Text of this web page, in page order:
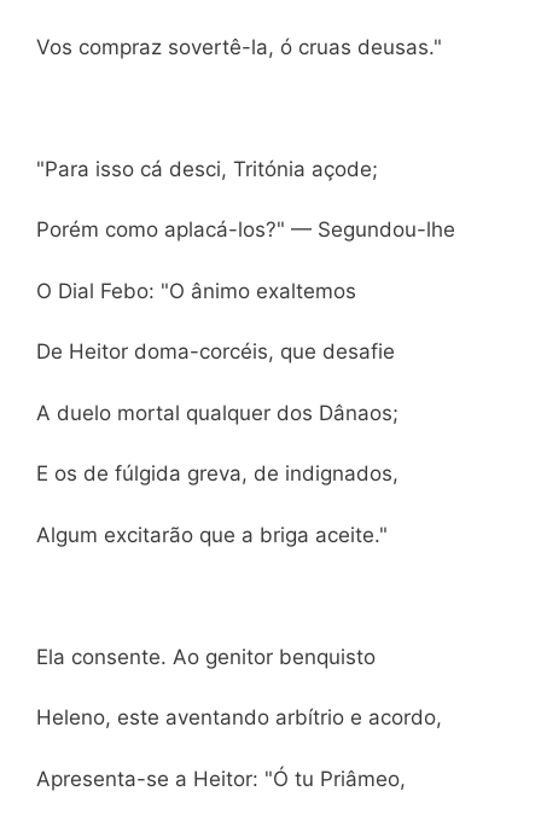
Vos compraz sovertê-la, ó cruas deusas."
"Para isso cá desci, Tritónia açode;
Porém como aplacá-los?" — Segundou-lhe
O Dial Febo: "O ânimo exaltemos
De Heitor doma-corcéis, que desafie
A duelo mortal qualquer dos Dânaos;
E os de fúlgida greva, de indignados,
Algum excitarão que a briga aceite."
Ela consente. Ao genitor benquisto
Heleno, este aventando arbítrio e acordo,
Apresenta-se a Heitor: "Ó tu Priâmeo,